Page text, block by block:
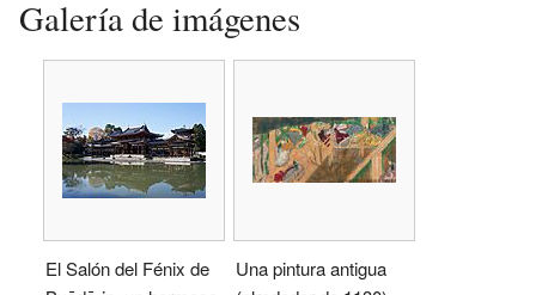
Galería de imágenes
El Salón del Fénix de
Una pintura antigua